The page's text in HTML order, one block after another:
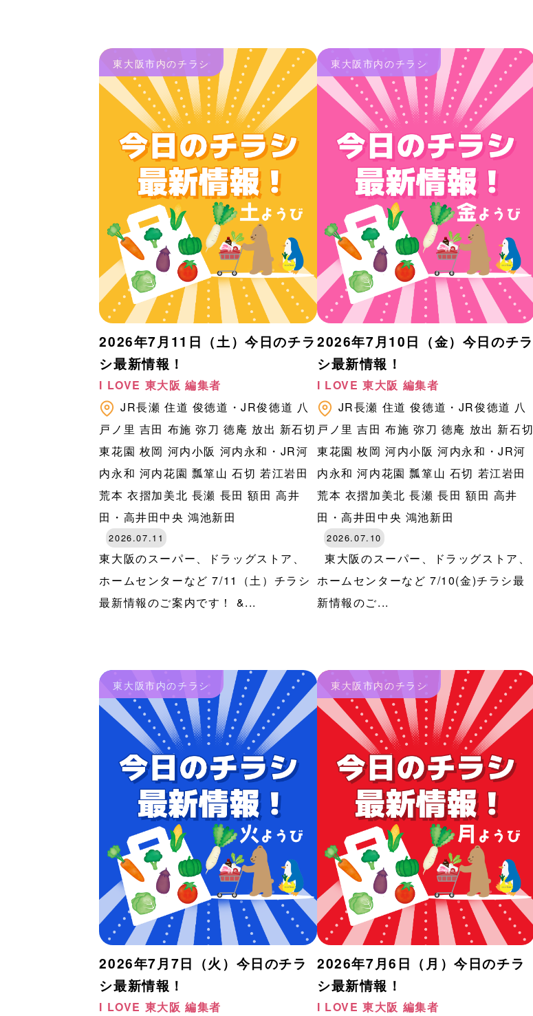
東大阪市内のチラシ
2026年7月11日（土）今日のチラ
シ最新情報！
I LOVE 東大阪 編集者
JR長瀬 住道 俊徳道・JR俊徳道 八
戸ノ里 吉田 布施 弥刀 徳庵 放出 新石切
東花園 枚岡 河内小阪 河内永和・JR河
内永和 河内花園 瓢箪山 石切 若江岩田
荒本 衣摺加美北 長瀬 長田 額田 高井
田・高井田中央 鴻池新田
2026.07.11
東大阪のスーパー、ドラッグストア、
ホームセンターなど 7/11（土）チラシ
最新情報のご案内です！ &...
東大阪市内のチラシ
2026年7月10日（金）今日のチラ
シ最新情報！
I LOVE 東大阪 編集者
JR長瀬 住道 俊徳道・JR俊徳道 八
戸ノ里 吉田 布施 弥刀 徳庵 放出 新石切
東花園 枚岡 河内小阪 河内永和・JR河
内永和 河内花園 瓢箪山 石切 若江岩田
荒本 衣摺加美北 長瀬 長田 額田 高井
田・高井田中央 鴻池新田
2026.07.10
東大阪のスーパー、ドラッグストア、
ホームセンターなど 7/10(金)チラシ最
新情報のご...
東大阪市内のチラシ
2026年7月7日（火）今日のチラ
シ最新情報！
I LOVE 東大阪 編集者
東大阪市内のチラシ
2026年7月6日（月）今日のチラ
シ最新情報！
I LOVE 東大阪 編集者